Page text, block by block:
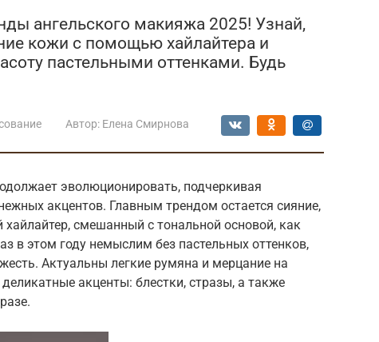
ангельского макияжа 2025! Узнай,
кожи с помощью хайлайтера и
пастельными оттенками. Будь
Автор: Елена Смирнова
эволюционировать, подчеркивая
акцентов. Главным трендом остается сияние,
смешанный с тональной основой, как
в этом году немыслим без пастельных оттенков,
Актуальны легкие румяна и мерцание на
акценты: блестки, стразы, а также